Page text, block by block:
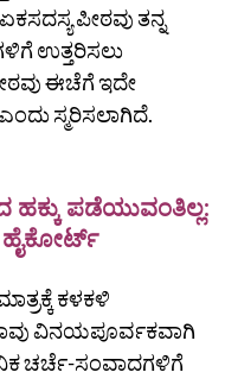
ಪೀಠವು ತನ್ನ
ಉತ್ತರಿಸಲು
ಈಚೆಗೆ ಇದೇ
ಸ್ಮರಿಸಲಾಗಿದೆ.
ಹಕ್ಕು ಪಡೆಯುವಂತಿಲ್ಲ:
ಹೈಕೋರ್ಟ್
ಕಳಕಳಿ
ವಿನಯಪೂರ್ವಕವಾಗಿ
ಚರ್ಚೆ-ಸಂವಾದಗಳಿಗೆ